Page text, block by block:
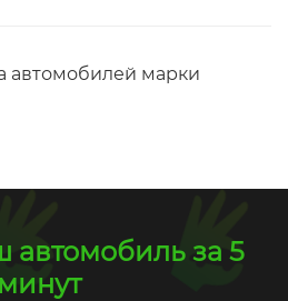
автомобилей марки
за 5
минут